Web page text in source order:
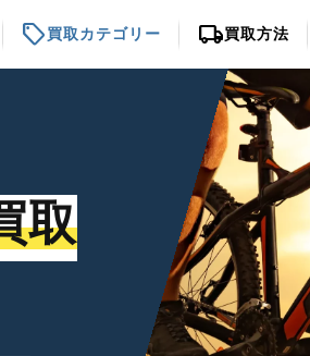
sell買取カテゴリー local_shipping買取方法
取